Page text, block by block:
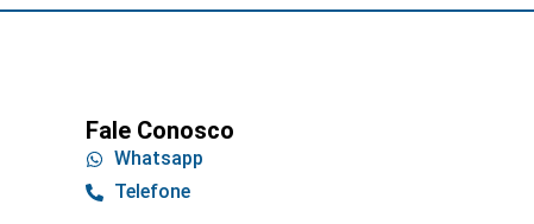
Fale Conosco
Whatsapp
Telefone